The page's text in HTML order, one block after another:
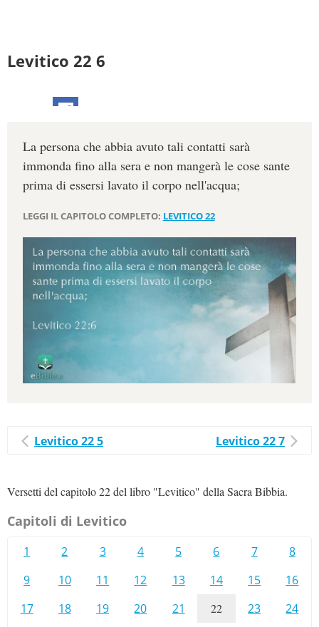
Levitico 22 6
La persona che abbia avuto tali contatti sarà
immonda fino alla sera e non mangerà le cose sante
prima di essersi lavato il corpo nell'acqua;
LEGGI IL CAPITOLO COMPLETO: LEVITICO 22
Levitico 22 5 Levitico 22 7
Versetti del capitolo 22 del libro "Levitico" della Sacra Bibbia.
Capitoli di Levitico
1 2 3 4 5 6 7
8
9
10 11 12 13 14 15
16
17
18 19 20 21 22 23
24